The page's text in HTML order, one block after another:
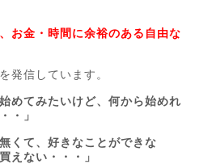
お金・時間に余裕のある自由な
発信しています。
めてみたいけど、何から始めれ
・」
くて、好きなことができな
えない・・・」